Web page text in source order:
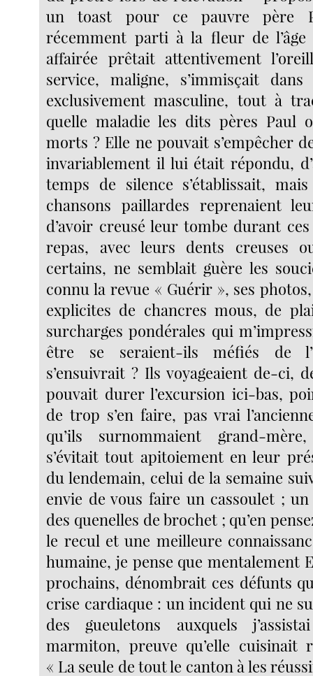
un toast pour ce pauvre père
récemment parti à la fleur de
affairée prêtait attentivement
service, maligne, s’immisçait
exclusivement masculine, tout à
quelle maladie les dits pères Paul
morts ? Elle ne pouvait s’empêcher
invariablement il lui était répondu,
temps de silence s’établissait,
chansons paillardes reprenaient
d’avoir creusé leur tombe durant
repas, avec leurs dents creuses
certains, ne semblait guère les
connu la revue « Guérir », ses
explicites de chancres mous, de
surcharges pondérales qui
être se seraient-ils méfiés de
s’ensuivrait ? Ils voyageaient de-ci,
pouvait durer l’excursion ici-bas,
de trop s’en faire, pas vrai
qu’ils surnommaient grand-
s’évitait tout apitoiement en leur
du lendemain, celui de la semaine
envie de vous faire un cassoulet ;
des quenelles de brochet ; qu’en
le recul et une meilleure
humaine, je pense que mentalement
prochains, dénombrait ces défunts
crise cardiaque : un incident qui ne
des gueuletons auxquels
marmiton, preuve qu’elle cuisinait
« La seule de tout le canton à les